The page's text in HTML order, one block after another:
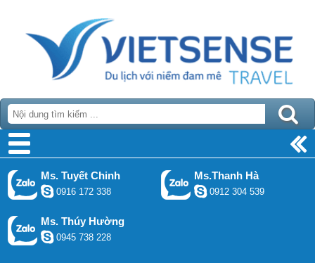
Ms. Tuyết Chinh
0916 172 338
Ms.Thanh Hà
0912 304 539
Ms. Thúy Hường
0945 738 228